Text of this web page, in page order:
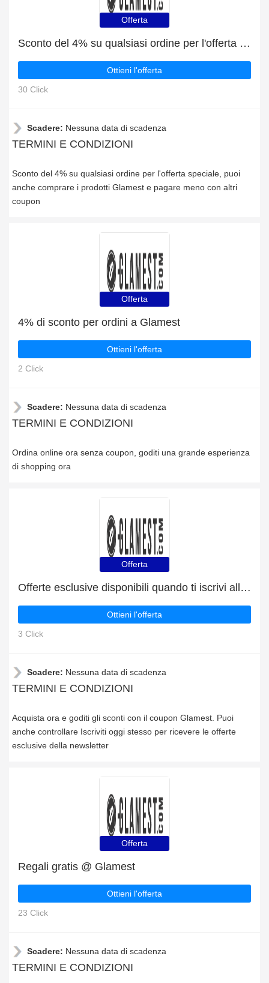
Offerta
Sconto del 4% su qualsiasi ordine per l'offerta speciale
Ottieni l'offerta
30 Click
Scadere: Nessuna data di scadenza
TERMINI E CONDIZIONI
Sconto del 4% su qualsiasi ordine per l'offerta speciale, puoi
anche comprare i prodotti Glamest e pagare meno con altri
coupon
Offerta
4% di sconto per ordini a Glamest
Ottieni l'offerta
2 Click
Scadere: Nessuna data di scadenza
TERMINI E CONDIZIONI
Ordina online ora senza coupon, goditi una grande esperienza
di shopping ora
Offerta
Offerte esclusive disponibili quando ti iscrivi alla newsletter
Ottieni l'offerta
3 Click
Scadere: Nessuna data di scadenza
TERMINI E CONDIZIONI
Acquista ora e goditi gli sconti con il coupon Glamest. Puoi
anche controllare Iscriviti oggi stesso per ricevere le offerte
esclusive della newsletter
Offerta
Regali gratis @ Glamest
Ottieni l'offerta
23 Click
Scadere: Nessuna data di scadenza
TERMINI E CONDIZIONI